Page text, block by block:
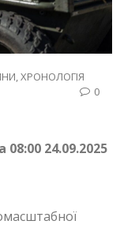
,ХРОНОЛОГІЯ
0
24.09.2025